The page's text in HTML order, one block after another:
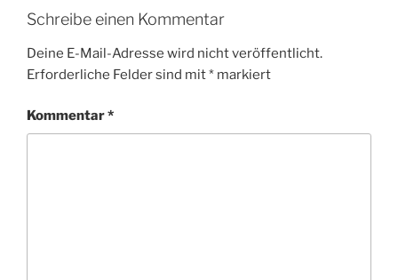
Schreibe einen Kommentar
Deine E-Mail-Adresse wird nicht veröffentlicht.
Erforderliche Felder sind mit* markiert
Kommentar*